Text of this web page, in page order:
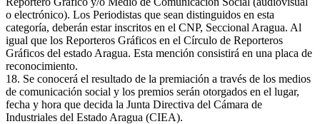
o electrónico). Los Periodistas que sean distinguidos en esta
categoría, deberán estar inscritos en el CNP, Seccional Aragua. Al
igual que los Reporteros Gráficos en el Círculo de Reporteros
Gráficos del estado Aragua. Esta mención consistirá en una placa de
reconocimiento.
18. Se conocerá el resultado de la premiación a través de los medios
de comunicación social y los premios serán otorgados en el lugar,
fecha y hora que decida la Junta Directiva del Cámara de
Industriales del Estado Aragua (CIEA).